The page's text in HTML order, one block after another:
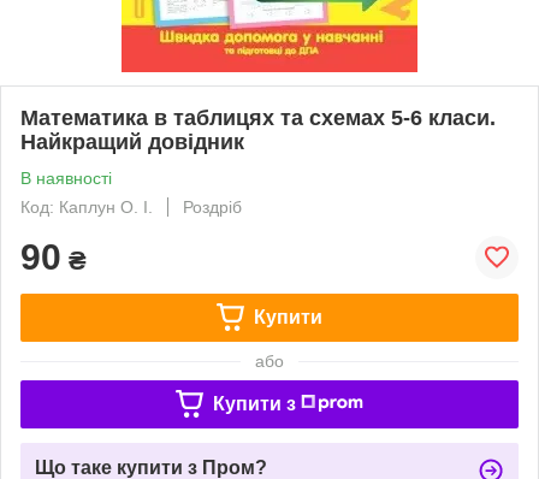
Математика в таблицях та схемах 5-6 класи.
Найкращий довідник
В наявності
Код: Каплун О. І.
Роздріб
90 ₴
Купити
або
Купити з
Що таке купити з Пром?